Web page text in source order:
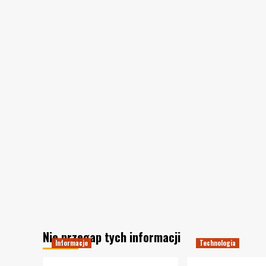
Nie przegap tych informacji
Informacje Technologia